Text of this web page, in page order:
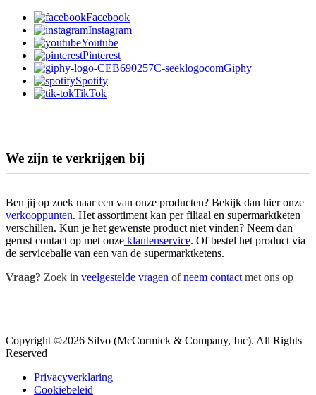
Facebook
Instagram
Youtube
Pinterest
Giphy
Spotify
TikTok
We zijn te verkrijgen bij
Ben jij op zoek naar een van onze producten? Bekijk dan hier onze
verkooppunten. Het assortiment kan per filiaal en supermarktketen
verschillen. Kun je het gewenste product niet vinden? Neem dan
gerust contact op met onze klantenservice. Of bestel het product via
de servicebalie van een van de supermarktketens.
Vraag? Zoek in veelgestelde vragen ofneem contact met ons op
Copyright ©2026 Silvo (McCormick & Company, Inc). All Rights
Reserved
Privacyverklaring
Cookiebeleid